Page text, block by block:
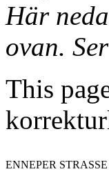
Här
ovan.
This
ENNEPER STRASSE